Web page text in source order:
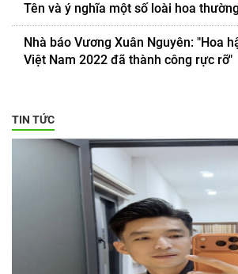
Tên và ý nghĩa một số loài hoa
Nhà báo Vương Xuân Nguyên: "Hoa
Việt Nam 2022 đã thành công rực rỡ"
TIN TỨC